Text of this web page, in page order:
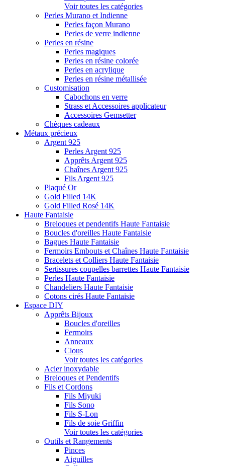
Voir toutes les catégories
Perles Murano et Indienne
Perles façon Murano
Perles de verre indienne
Perles en résine
Perles magiques
Perles en résine colorée
Perles en acrylique
Perles en résine métallisée
Customisation
Cabochons en verre
Strass et Accessoires applicateur
Accessoires Gemsetter
Chèques cadeaux
Métaux précieux
Argent 925
Perles Argent 925
Apprêts Argent 925
Chaînes Argent 925
Fils Argent 925
Plaqué Or
Gold Filled 14K
Gold Filled Rosé 14K
Haute Fantaisie
Breloques et pendentifs Haute Fantaisie
Boucles d'oreilles Haute Fantaisie
Bagues Haute Fantaisie
Fermoirs Embouts et Chaînes Haute Fantaisie
Bracelets et Colliers Haute Fantaisie
Sertissures coupelles barrettes Haute Fantaisie
Perles Haute Fantaisie
Chandeliers Haute Fantaisie
Cotons cirés Haute Fantaisie
Espace DIY
Apprêts Bijoux
Boucles d'oreilles
Fermoirs
Anneaux
Clous
Voir toutes les catégories
Acier inoxydable
Breloques et Pendentifs
Fils et Cordons
Fils Miyuki
Fils Sono
Fils S-Lon
Fils de soie Griffin
Voir toutes les catégories
Outils et Rangements
Pinces
Aiguilles